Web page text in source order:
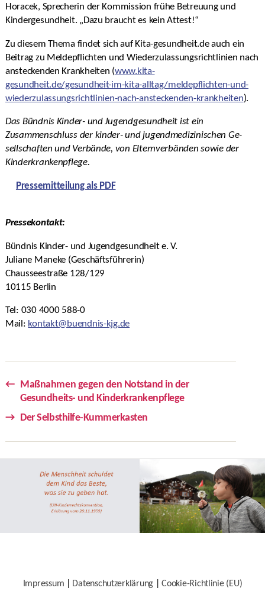
Horacek, Sprecherin der Kommission frühe Betreuung und
Kindergesundheit. „Dazu braucht es kein Attest!“
Zu diesem Thema findet sich auf Kita-gesundheit.de auch ein
Beitrag zu Meldepflichten und Wiederzulassungsrichtlinien nach
ansteckenden Krankheiten (www.kita-
gesundheit.de/gesundheit-im-kita-alltag/meldepflichten-und-
wiederzulassungsrichtlinien-nach-ansteckenden-krankheiten).
Das Bündnis Kinder- und Jugendgesundheit ist ein
Zusammenschluss der kinder- und jugendmedizinischen Ge-
sellschaften und Verbände, von Elternverbänden sowie der
Kinderkrankenpflege.
Pressemitteilung als PDF
Pressekontakt:
Bündnis Kinder- und Jugendgesundheit e. V.
Juliane Maneke (Geschäftsführerin)
Chausseestraße 128/129
10115 Berlin
Tel: 030 4000 588-0
Mail: kontakt@buendnis-kjg.de
← Maßnahmen gegen den Notstand in der
Gesundheits- und Kinderkrankenpflege
→ Der Selbsthilfe-Kummerkasten
Impressum Datenschutzerklärung |Cookie-Richtlinie (EU)